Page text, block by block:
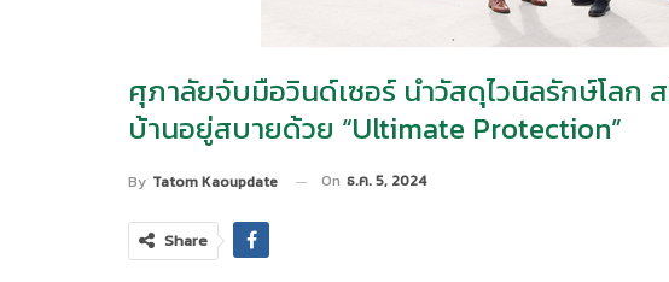
ศุภาลัยจับมือวินด์เซอร์ นำวัสดุไวนิลรักษ์โลก
บ้านอยู่สบายด้วย “Ultimate Protection”
By Tatom Kaoupdate On ธ.ค. 5, 2024
Share